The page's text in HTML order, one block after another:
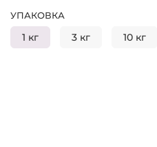
УПАКОВКА
1 кг 3 кг 10 кг